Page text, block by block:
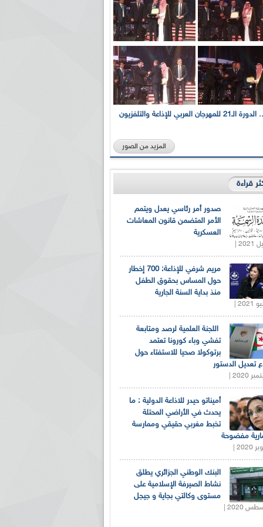
بالصور... الدورة الـ21 للمهرجان العربي للإذاعة والتلفزيون
المزيد من الصور
قراءة
صدور أمر رئاسي يعدل ويتمم
الأمر المتضمن قانون المعاشات
العسكرية
مريم شرفي للإذاعة: 700 إخطار
حول المساس بحقوق الطفل
منذ بداية السنة الجارية
اللجنة العلمية لرصد ومتابعة
تفشي وباء كورونا تعتمد
برتوكولا صحيا للاستفتاء حول
تعديل الدستور
أميناتو حيدر للاذاعة الدولية : ما
يحدث في الأراضي المحتلة
تخبط مغربي حقيقي وممارسة
مفضوحة
البنك الوطني الجزائري يطلق
نشاط الصيرفة الإسلامية على
مستوى وكالتي بجاية و جيجل